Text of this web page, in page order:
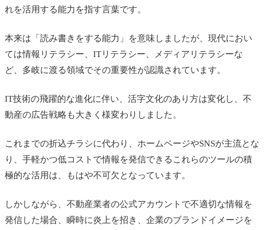
れを活用する能力を指す言葉です。
本来は「読み書きをする能力」を意味しましたが、現代におい
ては情報リテラシー、ITリテラシー、メディアリテラシーな
ど、多岐に渡る領域でその重要性が認識されています。
IT技術の飛躍的な進化に伴い、活字文化のあり方は変化し、不
動産の広告戦略も大きく様変わりしました。
これまでの折込チラシに代わり、ホームページやSNSが主流とな
り、手軽かつ低コストで情報を発信できるこれらのツールの積
極的な活用は、もはや不可欠となっています。
しかしながら、不動産業者の公式アカウントで不適切な情報を
発信した場合、瞬時に炎上を招き、企業のブランドイメージを